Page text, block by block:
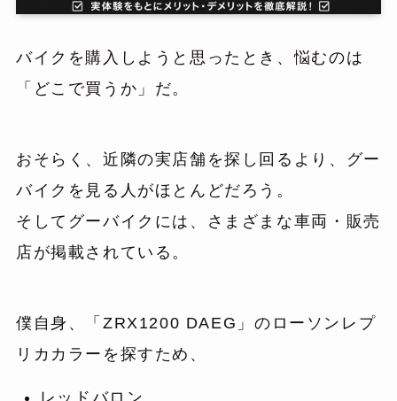
バイクを購入しようと思ったとき、悩むのは
「どこで買うか」だ。
おそらく、近隣の実店舗を探し回るより、グー
バイクを見る人がほとんどだろう。
そしてグーバイクには、さまざまな車両・販売
店が掲載されている。
僕自身、「ZRX1200 DAEG」のローソンレプ
リカカラーを探すため、
レッドバロン